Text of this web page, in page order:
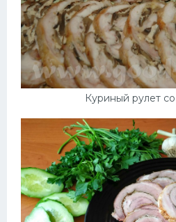
Куриный рулет